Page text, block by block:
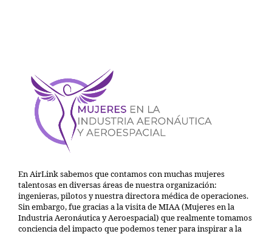
En AirLink sabemos que contamos con muchas mujeres
talentosas en diversas áreas de nuestra organización:
ingenieras, pilotos y nuestra directora médica de operaciones.
Sin embargo, fue gracias a la visita de MIAA (Mujeres en la
Industria Aeronáutica y Aeroespacial) que realmente tomamos
conciencia del impacto que podemos tener para inspirar a la